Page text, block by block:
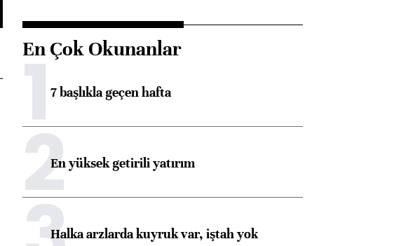
En Çok Okunanlar
17 başlıkla geçen hafta
2En yüksek getirili yatırım
Halka arzlarda kuyruk var, iştah yok